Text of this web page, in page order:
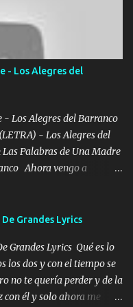
GENTE DE LA RANA 🐸
TIJUANA Música Al
necesidad no porque
andar y nunca con la
ando de enamorado
- Los Alegres del
- Los Alegres del Barranco
- Los Alegres del
Palabras de Una Madre
Ahora vengo a
Dios el destino así lo
El recuerdo que yo
me llevo lo mismo que
no puedo mirarte, mas se
ángel, El desespero me
Grandes Lyrics
Grandes Lyrics Qué es lo
los dos y con el tiempo se
no te quería perder y de la
él y solo ahora me